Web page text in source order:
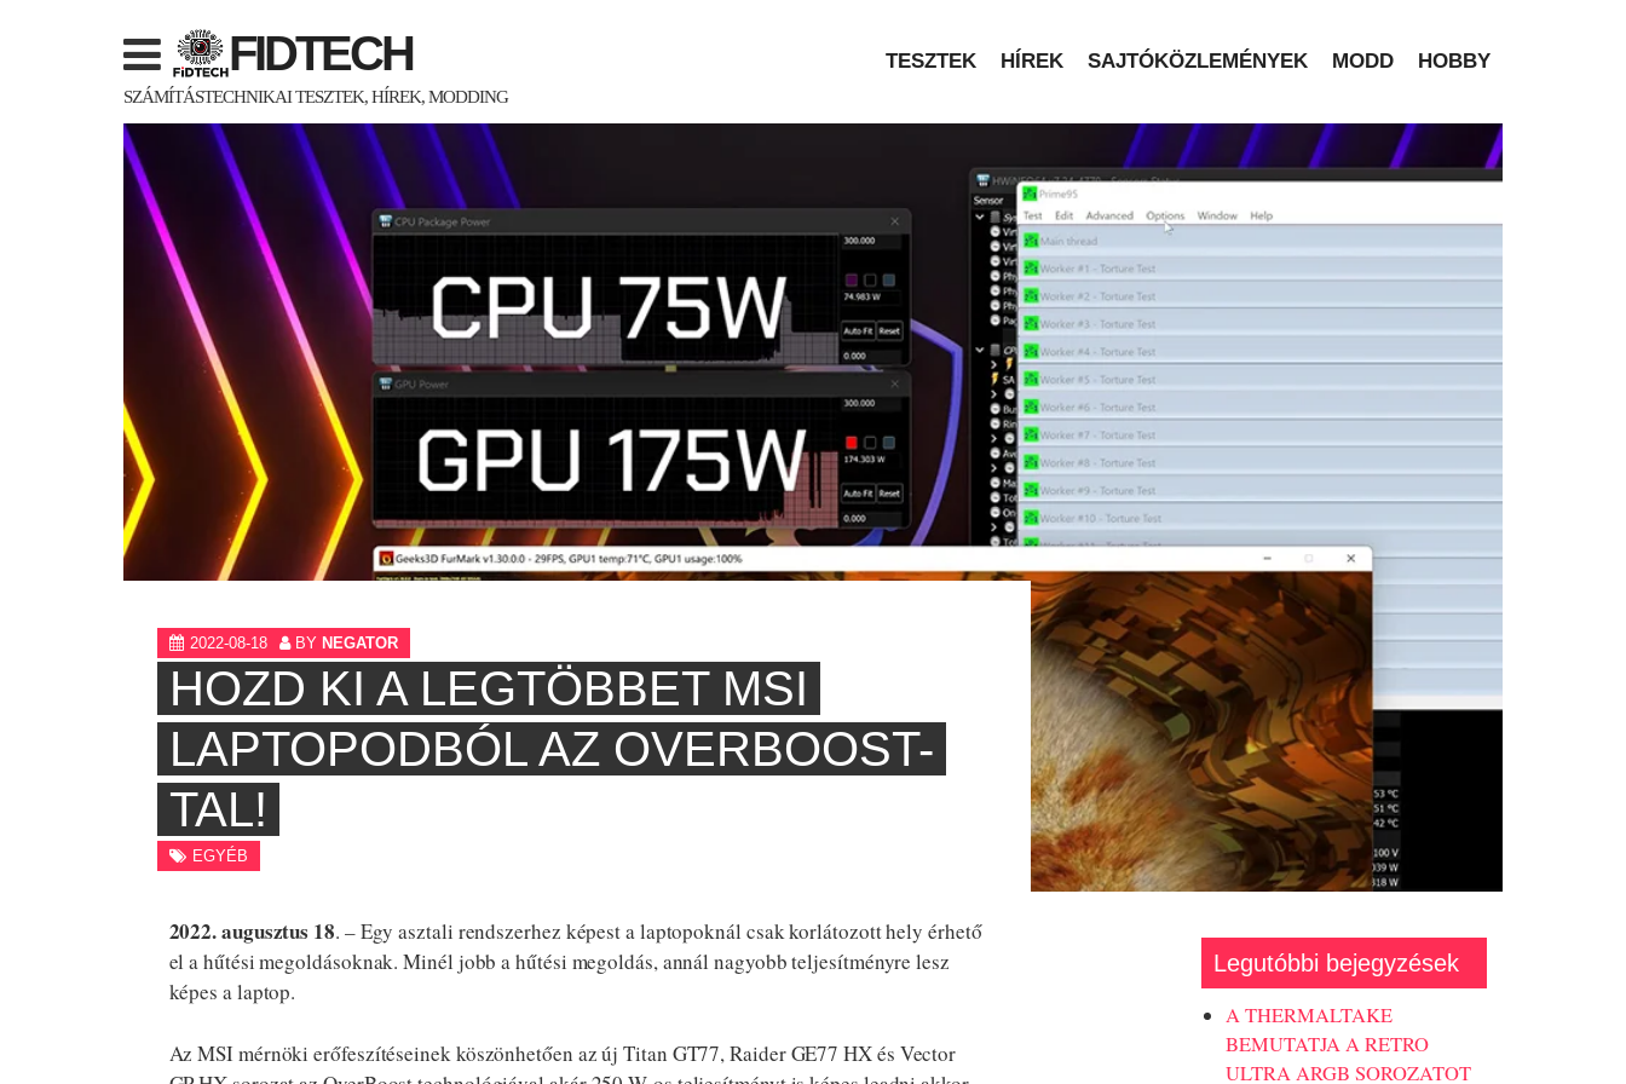
FIDTECH
SZÁMÍTÁSTECHNIKAI TESZTEK, HÍREK, MODDING
TESZTEK HÍREK SAJTÓKÖZLEMÉNYEK MODD HOBBY
2022-08-18 BY NEGATOR
HOZD KI A LEGTÖBBET MSI
LAPTOPODBÓL AZ OVERBOOST-
TAL!
EGYÉB
2022. augusztus 18. – Egy asztali rendszerhez képest a laptopoknál csak korlátozott hely érhető
el a hűtési megoldásoknak. Minél jobb a hűtési megoldás, annál nagyobb teljesítményre lesz
képes a laptop.
Az MSI mérnöki erőfeszítéseinek köszönhetően az új Titan GT77, Raider GE77 HX és Vector
Legutóbbi bejegyzések
A THERMALTAKE
BEMUTATJA A RETRO
ULTRA ARGB SOROZATOT